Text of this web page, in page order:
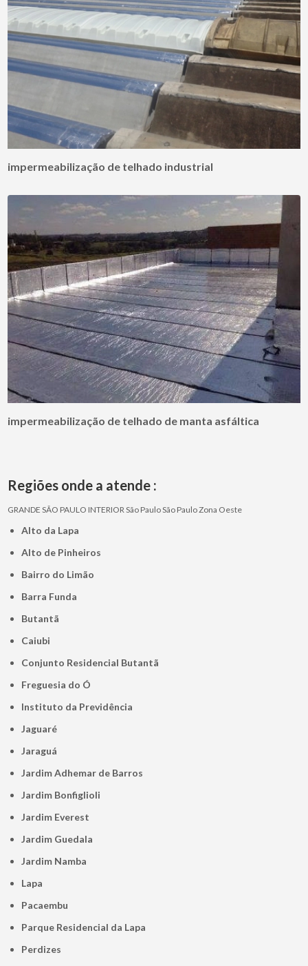
impermeabilização de telhado industrial
impermeabilização de telhado de manta asfáltica
Regiões onde a atende :
GRANDE SÃO PAULO INTERIORSão PauloSão PauloZona Oeste
Alto da Lapa
Alto de Pinheiros
Bairro do Limão
Barra Funda
Butantã
Caiubi
Conjunto Residencial Butantã
Freguesia do Ó
Instituto da Previdência
Jaguaré
Jaraguá
Jardim Adhemar de Barros
Jardim Bonfiglioli
Jardim Everest
Jardim Guedala
Jardim Namba
Lapa
Pacaembu
Parque Residencial da Lapa
Perdizes